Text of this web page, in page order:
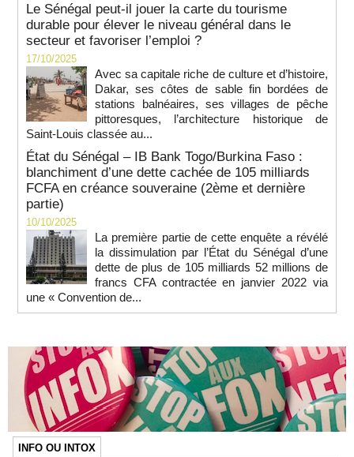
Le Sénégal peut-il jouer la carte du tourisme
durable pour élever le niveau général dans le
secteur et favoriser l’emploi ?
17/10/2025
Avec sa capitale riche de culture et d’histoire,
Dakar, ses côtes de sable fin bordées de
stations balnéaires, ses villages de pêche
pittoresques, l’architecture historique de
Saint-Louis classée au...
État du Sénégal – IB Bank Togo/Burkina Faso :
blanchiment d’une dette cachée de 105 milliards
FCFA en créance souveraine (2ème et dernière
partie)
10/10/2025
La première partie de cette enquête a révélé
la dissimulation par l’État du Sénégal d’une
dette de plus de 105 milliards 52 millions de
francs CFA contractée en janvier 2022 via
une « Convention de...
INFO OU INTOX